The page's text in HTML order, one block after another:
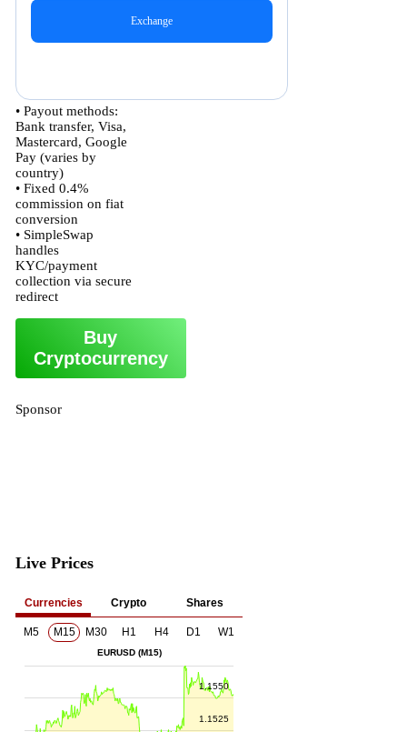
• Payout methods:
Bank transfer, Visa,
Mastercard, Google
Pay (varies by
country)
• Fixed 0.4%
commission on fiat
conversion
• SimpleSwap
handles
KYC/payment
collection via secure
redirect
Buy
Cryptocurrency
Sponsor
Live Prices